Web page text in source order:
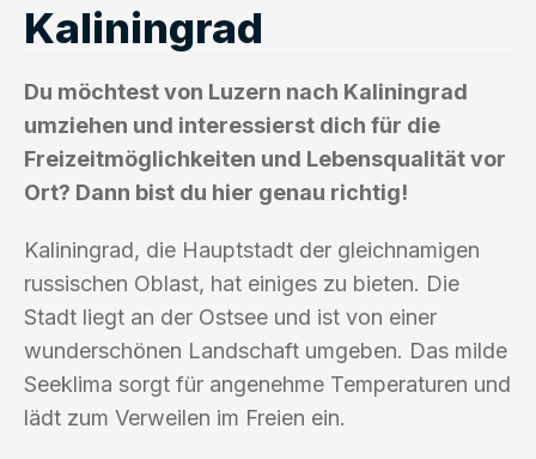
Kaliningrad
Du möchtest von Luzern nach Kaliningrad
umziehen und interessierst dich für die
Freizeitmöglichkeiten und Lebensqualität vor
Ort? Dann bist du hier genau richtig!
Kaliningrad, die Hauptstadt der gleichnamigen
russischen Oblast, hat einiges zu bieten. Die
Stadt liegt an der Ostsee und ist von einer
wunderschönen Landschaft umgeben. Das milde
Seeklima sorgt für angenehme Temperaturen und
lädt zum Verweilen im Freien ein.